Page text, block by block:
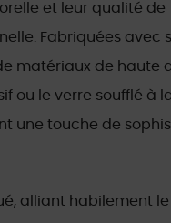
et leur qualité de
Fabriquées avec
matériaux de haute
ou le verre soufflé à
une touche de
alliant habilement